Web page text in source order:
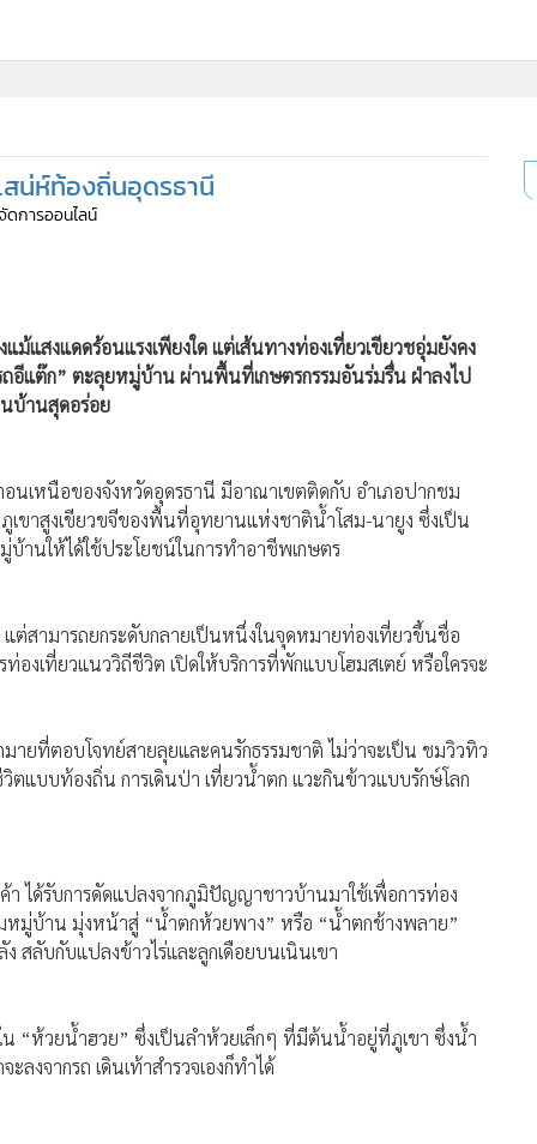
น่ห์ท้องถิ่นอุดรธานี
ดการออนไลน์
สงแดดร้อนแรงเพียงใด แต่เส้นทางท่องเที่ยวเขียวชอุ่มยังคง
อีแต๊ก” ตะลุยหมู่บ้าน ผ่านพื้นที่เกษตรกรรมอันร่มรื่น ฝ่าลงไป
บ้านสุดอร่อย
เหนือของจังหวัดอุดรธานี มีอาณาเขตติดกับ อำเภอปากชม
เขาสูงเขียวขจีของพื้นที่อุทยานแห่งชาติน้ำโสม-นายูง ซึ่งเป็น
านให้ได้ใช้ประโยชน์ในการทําอาชีพเกษตร
ต่สามารถยกระดับกลายเป็นหนึ่งในจุดหมายท่องเที่ยวขึ้นชื่อ
งเที่ยวแนววิถีชีวิต เปิดให้บริการที่พักแบบโฮมสเตย์ หรือใครจะ
ยที่ตอบโจทย์สายลุยและคนรักธรรมชาติ ไม่ว่าจะเป็น ชมวิวทิว
แบบท้องถิ่น การเดินป่า เที่ยวน้ำตก แวะกินข้าวแบบรักษ์โลก
ได้รับการดัดแปลงจากภูมิปัญญาชาวบ้านมาใช้เพื่อการท่อง
มู่บ้าน มุ่งหน้าสู่ “น้ำตกห้วยพาง” หรือ “น้ำตกช้างพลาย”
สลับกับแปลงข้าวไร่และลูกเดือยบนเนินเขา
“ห้วยน้ำฮวย” ซึ่งเป็นลำห้วยเล็กๆ ที่มีต้นน้ำอยู่ที่ภูเขา ซึ่งน้ำ
งจากรถ เดินเท้าสำรวจเองก็ทำได้